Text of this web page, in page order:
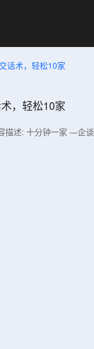
话术，轻松10家
，轻松10家
描述: 十分钟一家 —企谈